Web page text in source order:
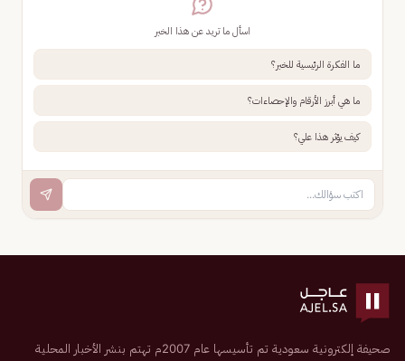
اسأل ما تريد عن هذا الخبر
ما الفكرة الرئيسية للخبر؟
ما هي أبرز الأرقام والإحصاءات؟
كيف يؤثر هذا علي؟
صحيفة إلكترونية سعودية تم تأسيسها عام 2007م تهتم بنشر الأخبار المحلية